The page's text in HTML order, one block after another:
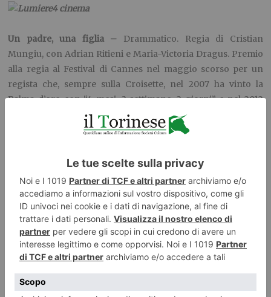
Un padre, una figlia – Drammatico. Regia di Cristian
Mungiu, con Adrian Ritieni e Maria-Victoria Dragus. Premio
alla regia al Festival di Cannes nel maggio scorso per un
regista che, sempre sulla Croisette, nel 2007 ha vinto la
Palma d’oro con “4 mesi, 3 settimane, 2 giorni” e nel 2012
con “Oltre le colline” si è aggiudicato il premio per la miglior
sceneggiatura nonché quello alle migliori attrici. Qui, nella
padre, medico di sanissimi principi in una piccola città, certo
del successo di quella figlia sino a spingerla a frequentare
una prestigiosa università inglese. Ma nelle ore che
precedono l’esame di maturità la ragazza subisce
un’aggressione che non solo mette in discussione il suo
futuro ma anche quei sani principi dentro cui è stata allevata,
l’onestà sino a quel momento cercata e messa in pratica
sala Chico, Nazionale sala 1)